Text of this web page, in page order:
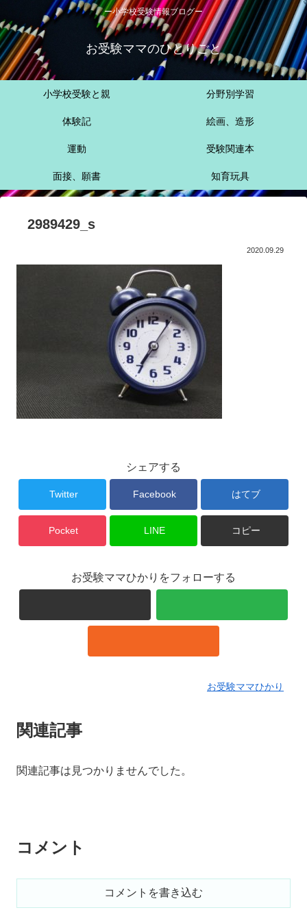
ー小学校受験情報ブログー
お受験ママのひとりごと
小学校受験と親 分野別学習
体験記 絵画、造形
運動 受験関連本
面接、願書 知育玩具
2989429_s
2020.09.29
シェアする
Twitter Facebook はてブ
Pocket LINE コピー
お受験ママひかりをフォローする
お受験ママひかり
関連記事
関連記事は見つかりませんでした。
コメント
コメントを書き込む